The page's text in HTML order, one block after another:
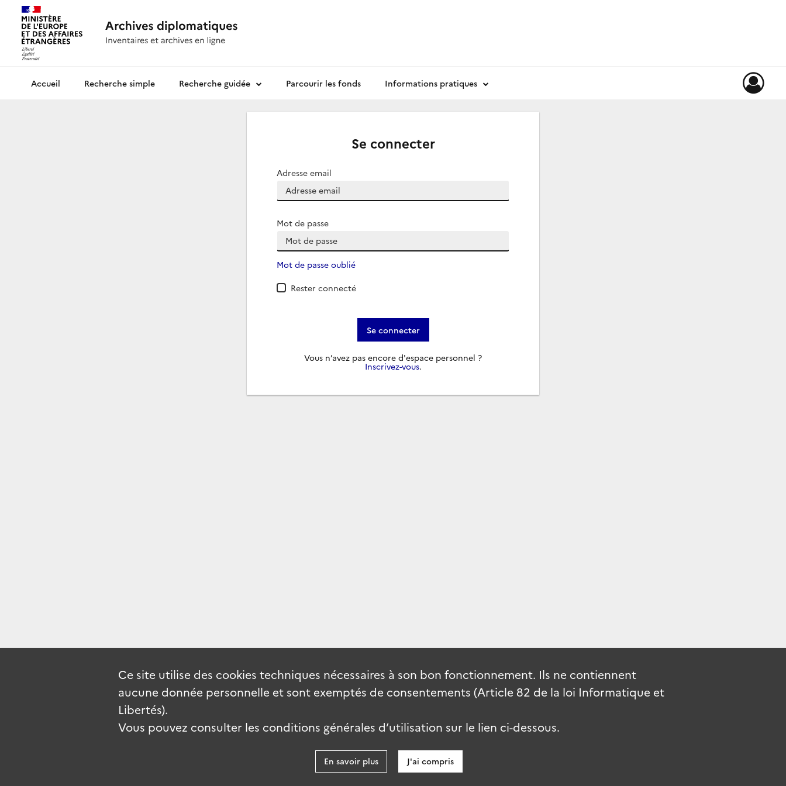
Archives diplomatiquesRecherche simple Recherche guidée Parcourir les fonds Informations pratiques
Se connecter
Adresse email
Mot de passe
Mot de passe oublié
Rester connecté
Se connecter
Vous n’avez pas encore d'espace personnel ?
Inscrivez-vous.
Ce site utilise des cookies techniques nécessaires à son bon fonctionnement. Ils ne contiennent
aucune donnée personnelle et sont exemptés de consentements (Article 82 de la loi Informatique et
Libertés).
Vous pouvez consulter les conditions générales d’utilisation sur le lien ci-dessous.
En savoir plus J'ai compris